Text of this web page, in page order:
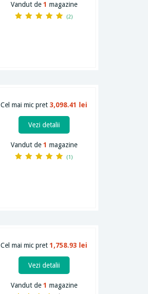
Vandut de 1 magazine
(2)
Cel mai mic pret3,098.41 lei
Vezi detalii
Vandut de 1 magazine
(1)
Cel mai mic pret1,758.93 lei
Vezi detalii
Vandut de 1 magazine